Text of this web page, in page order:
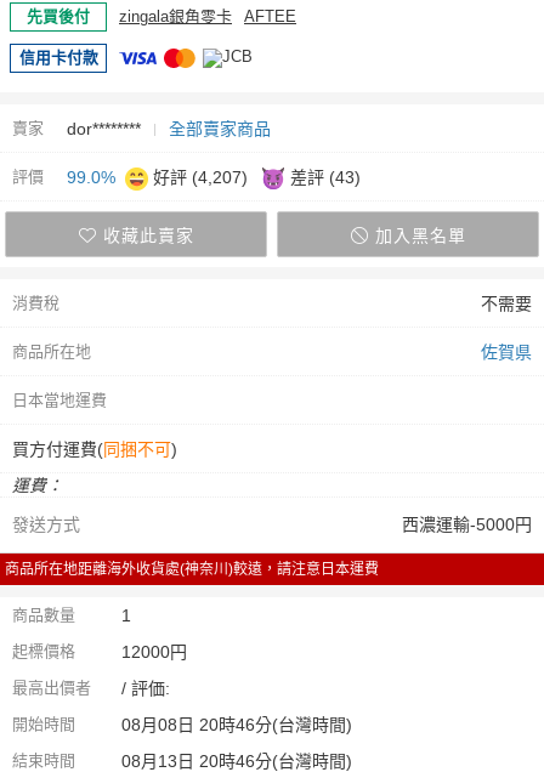
先買後付 zingala銀角零卡 AFTEE
信用卡付款
賣家 dor******** 全部賣家商品
評價 99.0% 好評 (4,207) 差評 (43)
收藏此賣家 加入黑名單
消費稅 不需要
商品所在地 佐賀県
日本當地運費
買方付運費(同捆不可)
運費：
發送方式
西濃運輸-5000円
商品所在地距離海外收貨處(神奈川)較遠，請注意日本運費
商品數量 1
起標價格 12000円
最高出價者 / 評価:
開始時間 08月08日 20時46分(台灣時間)
結束時間 08月13日 20時46分(台灣時間)